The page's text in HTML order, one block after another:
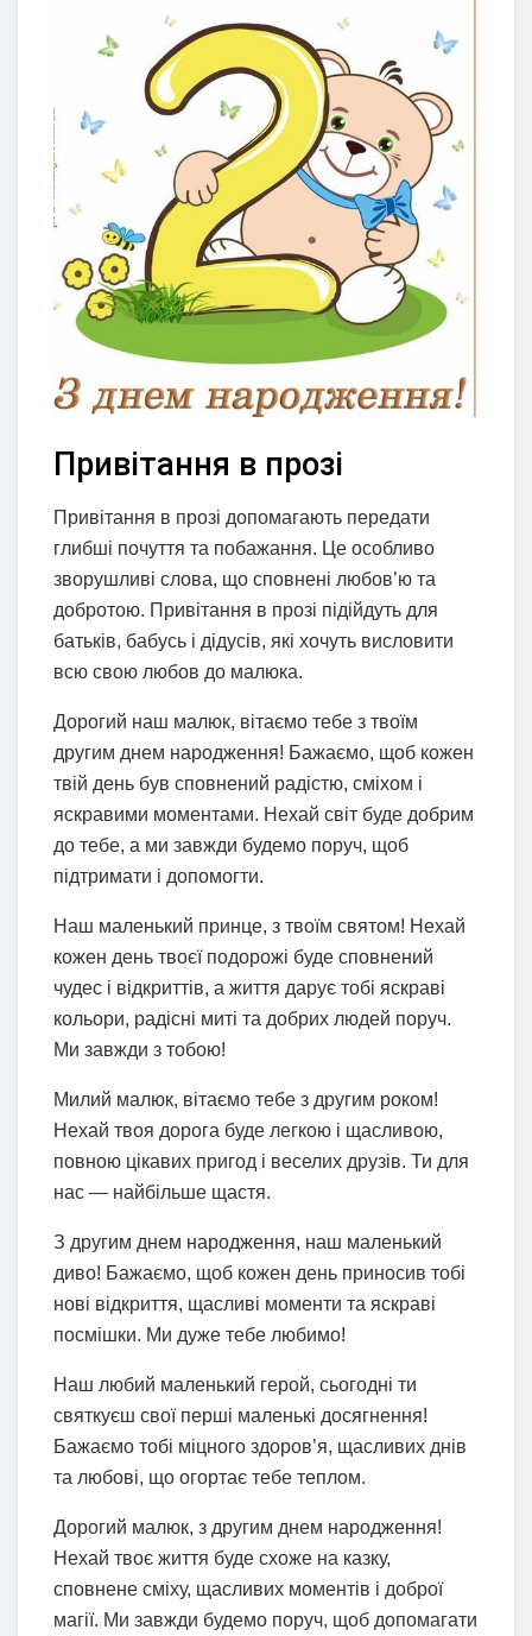
Привітання в прозі
Привітання в прозі допомагають передати
глибші почуття та побажання. Це особливо
зворушливі слова, що сповнені любов’ю та
добротою. Привітання в прозі підійдуть для
батьків, бабусь і дідусів, які хочуть висловити
всю свою любов до малюка.
Дорогий наш малюк, вітаємо тебе з твоїм
другим днем народження! Бажаємо, щоб кожен
твій день був сповнений радістю, сміхом і
яскравими моментами. Нехай світ буде добрим
до тебе, а ми завжди будемо поруч, щоб
підтримати і допомогти.
Наш маленький принце, з твоїм святом! Нехай
кожен день твоєї подорожі буде сповнений
чудес і відкриттів, а життя дарує тобі яскраві
кольори, радісні миті та добрих людей поруч.
Ми завжди з тобою!
Милий малюк, вітаємо тебе з другим роком!
Нехай твоя дорога буде легкою і щасливою,
повною цікавих пригод і веселих друзів. Ти для
нас — найбільше щастя.
З другим днем народження, наш маленький
диво! Бажаємо, щоб кожен день приносив тобі
нові відкриття, щасливі моменти та яскраві
посмішки. Ми дуже тебе любимо!
Наш любий маленький герой, сьогодні ти
святкуєш свої перші маленькі досягнення!
Бажаємо тобі міцного здоров’я, щасливих днів
та любові, що огортає тебе теплом.
Дорогий малюк, з другим днем народження!
Нехай твоє життя буде схоже на казку,
сповнене сміху, щасливих моментів і доброї
магії. Ми завжди будемо поруч, щоб допомагати